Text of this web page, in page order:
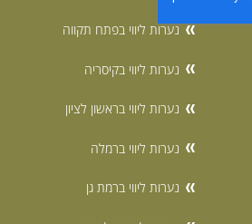
נערות ליווי בפתח תקווה
נערות ליווי בקיסריה
נערות ליווי בראשון לציון
נערות ליווי ברמלה
נערות ליווי ברמת גן